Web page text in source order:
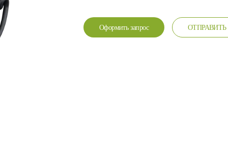
Оформить запрос